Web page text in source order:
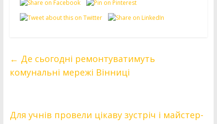
← Де сьогодні ремонтуватимуть
комунальні мережі Вінниці
Для учнів провели цікаву зустріч і майстер-